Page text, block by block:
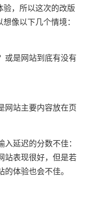
，所以这次的改版
像以下几个情境：
或是网站到底有没有
网站主要内容放在页
延迟的分数不佳：
站表现很好，但是若
体验也会不佳。